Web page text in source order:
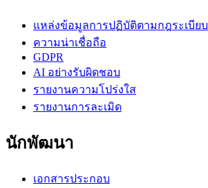
แหล่งข้อมูลการปฏิบัติตามกฎระเบียบ
ความน่าเชื่อถือ
GDPR
AI อย่างรับผิดชอบ
รายงานความโปร่งใส
รายงานการละเมิด
นักพัฒนา
เอกสารประกอบ